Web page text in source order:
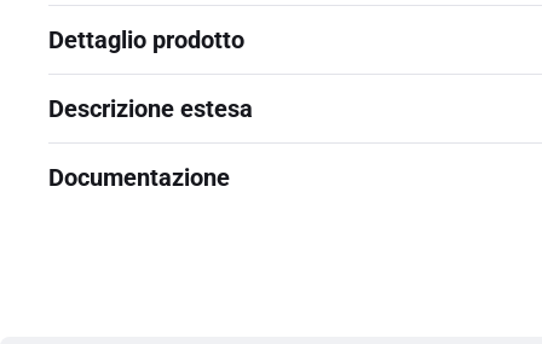
Dettaglio prodotto
Descrizione estesa
Documentazione